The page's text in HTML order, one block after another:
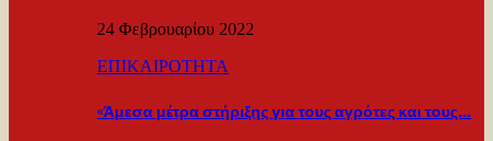
24 Φεβρουαρίου 2022
ΕΠΙΚΑΙΡΟΤΗΤΑ
«Άμεσα μέτρα στήριξης για τους αγρότες και τους…